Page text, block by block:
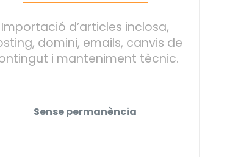
Importació d’articles inclosa,
domini, emails, canvis de
i manteniment tècnic.
Sense permanència